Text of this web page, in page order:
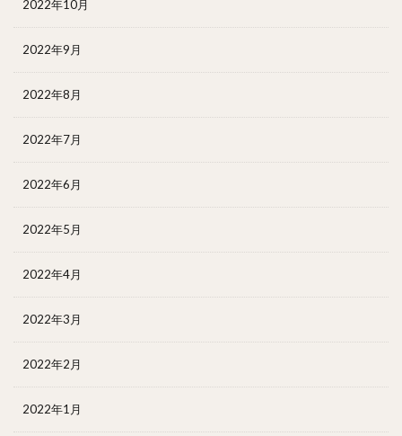
2022年10月
2022年9月
2022年8月
2022年7月
2022年6月
2022年5月
2022年4月
2022年3月
2022年2月
2022年1月